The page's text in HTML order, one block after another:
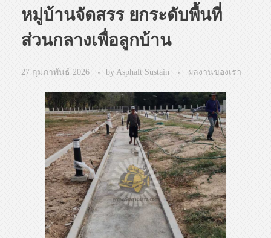
หมู่บ้านจัดสรร ยกระดับพื้นที่
ส่วนกลางเพื่อลูกบ้าน
27 กุมภาพันธ์ 2026 by Asphalt Sustain ผลงานของเรา